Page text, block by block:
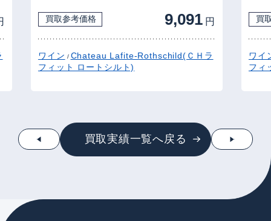
買取参考価格 9,091 円
ワイン / Chateau Lafite-Rothschild(ＣＨラ
フィット ロートシルト)
買
ワイ
フィ
買取実績一覧へ戻る